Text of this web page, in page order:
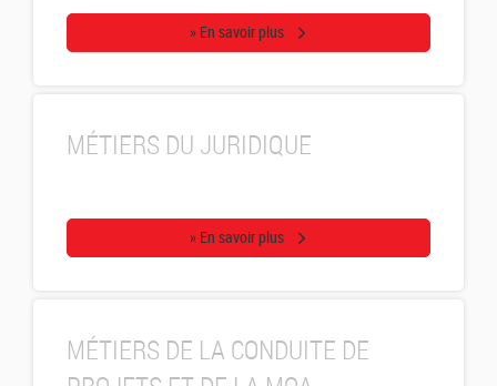
» En savoir plus
MÉTIERS DU JURIDIQUE
» En savoir plus
MÉTIERS DE LA CONDUITE DE